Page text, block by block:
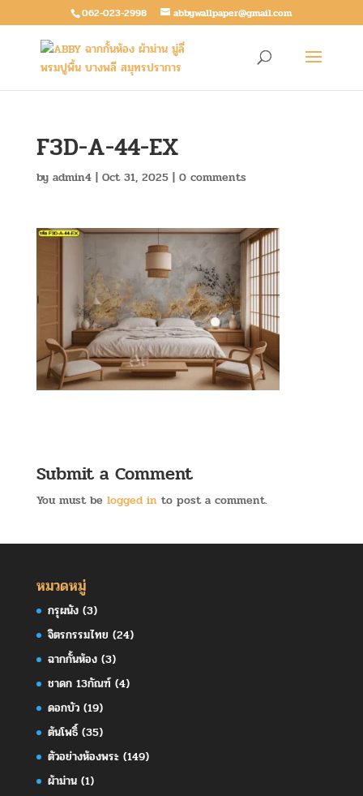
062-023-2998 abbywallpaper@gmail.com
F3D-A-44-EX
by admin4| Oct 31, 2025| 0 comments
Submit a Comment
You must be logged into post a comment.
หมวดหมู่
กรุผนัง(3)
จิตรกรรมไทย (24)
ฉากกั้นห้อง(3)
ชาดก 13กัณฑ์(4)
ดอกบัว(19)
ต้นโพธิ์(35)
ตัวอย่างห้องพระ(149)
ผ้าม่าน(1)